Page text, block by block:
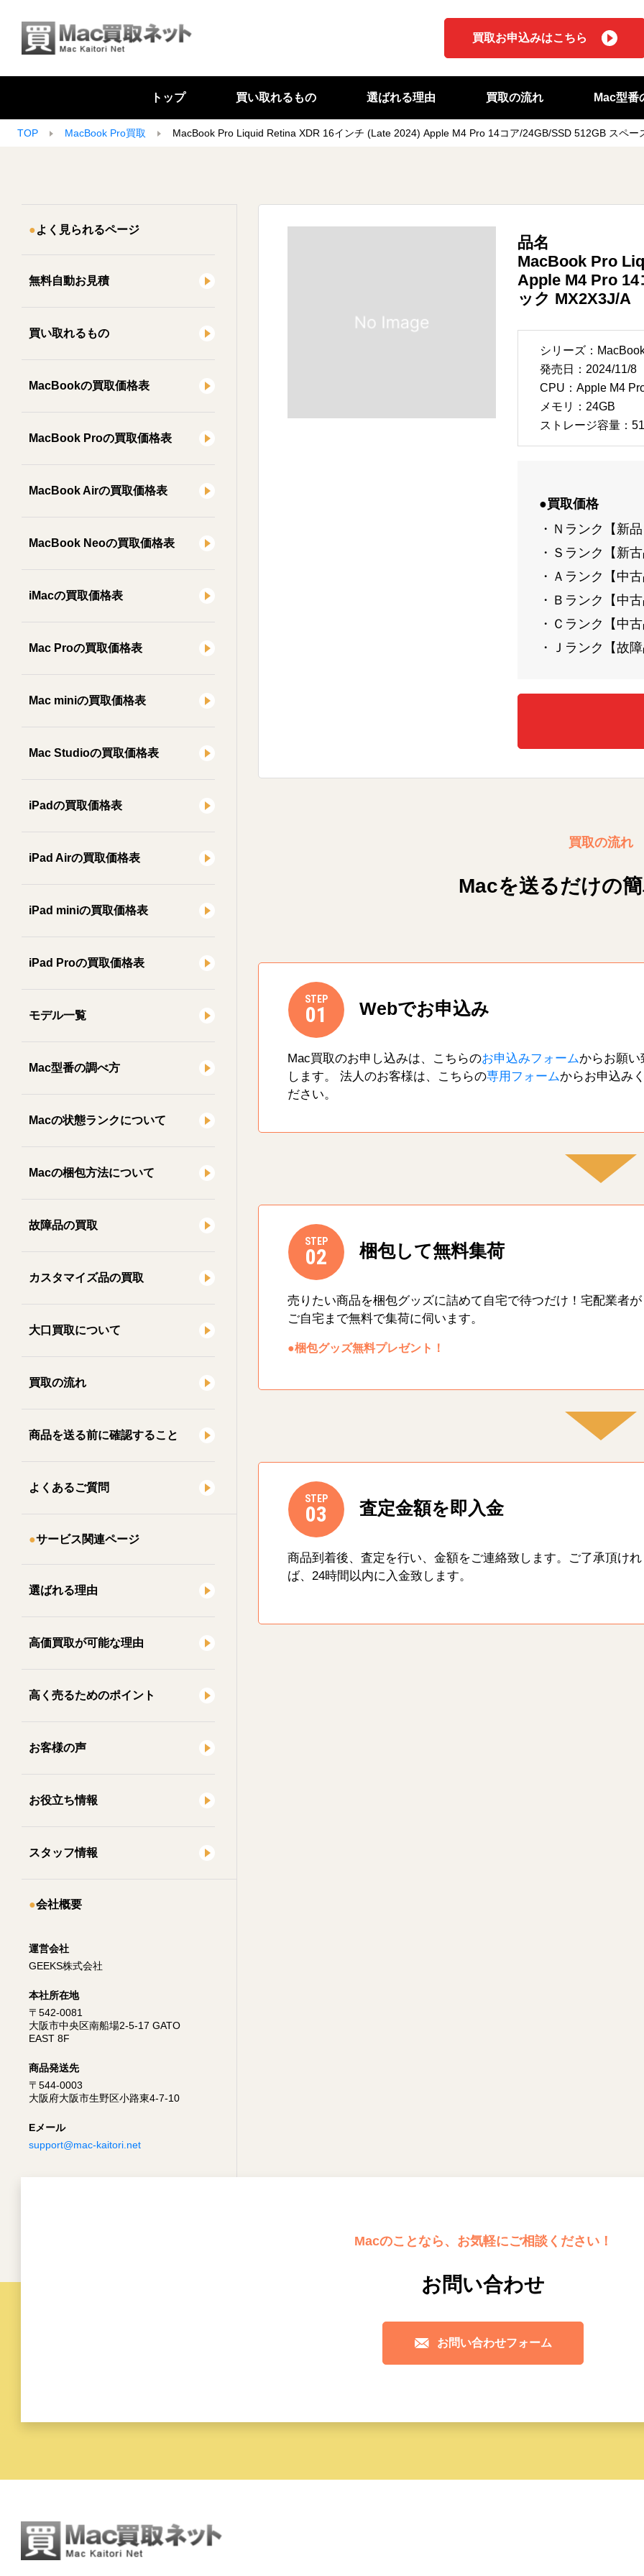
買取お申込みはこちら
トップ 買い取れるもの 選ばれる理由 買取の流れ Mac型番
TOP MacBook Pro買取 MacBook Pro Liquid Retina XDR 16インチ (Late 2024) Apple M4 Pro 14コア/24GB/SSD 512GB スペー
よく見られるページ
無料自動お見積
買い取れるもの
MacBookの買取価格表
MacBook Proの買取価格表
MacBook Airの買取価格表
MacBook Neoの買取価格表
iMacの買取価格表
Mac Proの買取価格表
Mac miniの買取価格表
Mac Studioの買取価格表
iPadの買取価格表
iPad Airの買取価格表
iPad miniの買取価格表
iPad Proの買取価格表
モデル一覧
Mac型番の調べ方
Macの状態ランクについて
Macの梱包方法について
故障品の買取
カスタマイズ品の買取
大口買取について
買取の流れ
商品を送る前に確認すること
よくあるご質問
サービス関連ページ
選ばれる理由
高価買取が可能な理由
高く売るためのポイント
お客様の声
お役立ち情報
スタッフ情報
会社概要
運営会社
GEEKS株式会社
本社所在地
〒542-0081
大阪市中央区南船場2-5-17 GATO
EAST 8F
商品発送先
〒544-0003
大阪府大阪市生野区小路東4-7-10
Eメール
support@mac-kaitori.net
品名
MacBook Pro
Apple M4 Pro
ック MX2X3J/A
シリーズ：
発売日：2024/11/8
CPU：Apple M4
メモリ：24GB
ストレージ容量：
●買取価格
・Ｎランク【新
・Ｓランク【新
・Ａランク【中
・Ｂランク【中
・Ｃランク【中
・Ｊランク【故
買取の流れ
Macを送るだけの
STEP
01 Webでお申込み
Mac買取のお申し込みは、こちらのお申込みフォームからお願い
します。 法人のお客様は、こちらの専用フォームからお申込み
ださい。
STEP
02 梱包して無料集荷
売りたい商品を梱包グッズに詰めて自宅で待つだけ！宅配業者が
ご自宅まで無料で集荷に伺います。
●梱包グッズ無料プレゼント！
STEP
03 査定金額を即入金
商品到着後、査定を行い、金額をご連絡致します。ご了承頂けれ
ば、24時間以内に入金致します。
Macのことなら、お気軽にご相談ください！
お問い合わせ
お問い合わせフォーム